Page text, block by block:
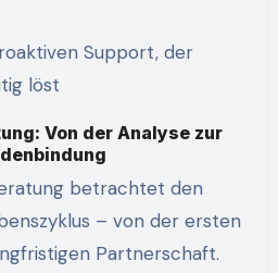
Support, der
löst
Von der Analyse zur
– von der ersten
Partnerschaft.